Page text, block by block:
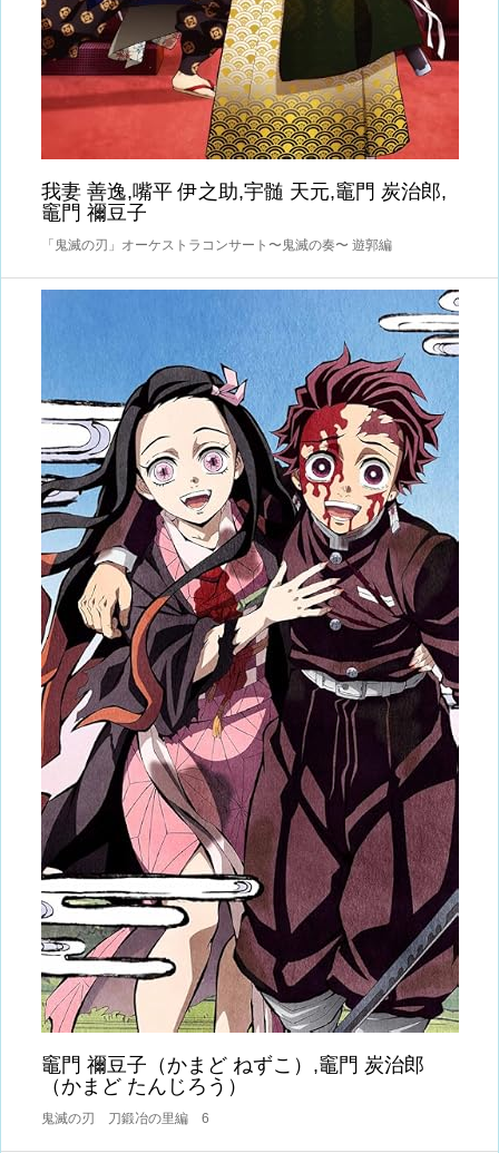
我妻 善逸,嘴平 伊之助,宇髄 天元,竈門 炭治郎,
竈門 禰豆子
「鬼滅の刃」オーケストラコンサート〜鬼滅の奏〜 遊郭編
竈門 禰豆子（かまど ねずこ）,竈門 炭治郎
（かまど たんじろう）
鬼滅の刃 刀鍛冶の里編 6